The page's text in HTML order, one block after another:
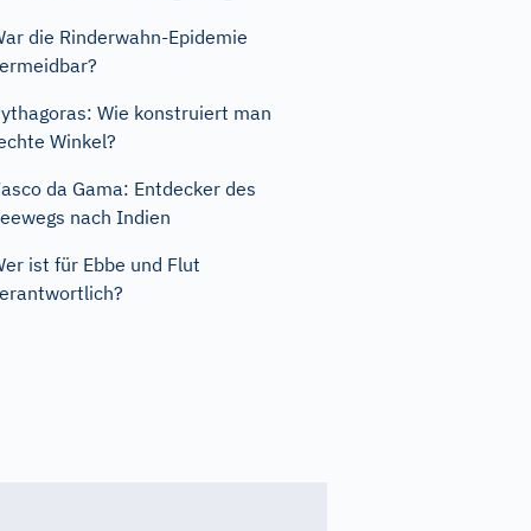
die Rinderwahn-Epidemie
Wie konstruiert man
Winkel?
da Gama: Entdecker des
nach Indien
ist für Ebbe und Flut